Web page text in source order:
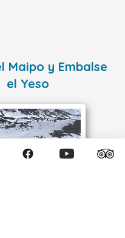
Maipo y Embalse
el Yeso